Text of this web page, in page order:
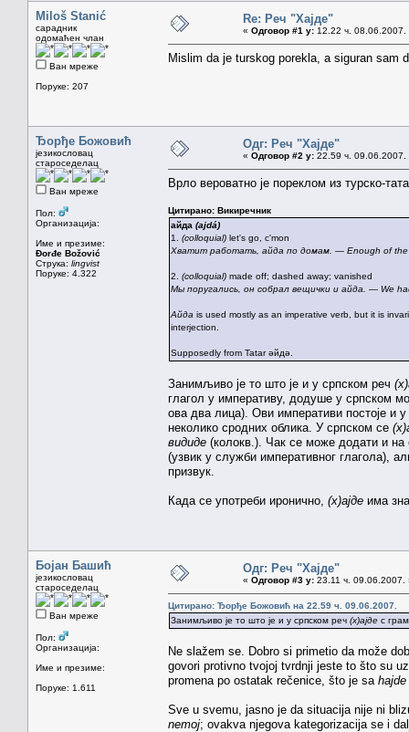
Miloš Stanić
сарадник
одомаћен члан
Ван мреже
Поруке: 207
Re: Реч "Хајде"
« Одговор #1 у: 12.22 ч. 08.06.2007.
Mislim da je turskog porekla, a siguran sam
Ђорђе Божовић
језикословац
староседелац
Ван мреже
Пол:
Организација:
Име и презиме:
Đorđe Božović
Струка: lingvist
Поруке: 4.322
Одг: Реч "Хајде"
« Одговор #2 у: 22.59 ч. 09.06.2007.
Врло вероватно је пореклом из турско-
Цитирано: Викиречник
айда (ajdá)
1. (colloquial) let's go, c'mon
Хватит работать, айда по домам. — Enough of the
2. (colloquial) made off; dashed away; vanished
Мы поругались, он собрал вещички и айда. — We
Айда is used mostly as an imperative verb, but it is
interjection.
Supposedly from Tatar әйдә.
Занимљиво је то што је и у српском реч
глагол у императиву, додуше у српском
ова два лица). Ови императиви постоје и
неколико сродних облика. У српском се
видиде (колокв.). Чак се може додати и
(узвик у служби императивног глагола),
призвук.
Када се употреби иронично, (х)ајде има
Бојан Башић
језикословац
староседелац
Ван мреже
Пол:
Организација:
Име и презиме:
Поруке: 1.611
Одг: Реч "Хајде"
« Одговор #3 у: 23.11 ч. 09.06.2007.
Цитирано: Ђорђе Божовић на 22.59 ч. 09.06.2007.
Занимљиво је то што је и у српском реч (х)ајде с
Ne slažem se. Dobro si primetio da može
govori protivno tvojoj tvrdnji jeste to što su
promena po ostatak rečenice, što je sa hajde
Sve u svemu, jasno je da situacija nije ni
nemoj; ovakva njegova kategorizacija se i